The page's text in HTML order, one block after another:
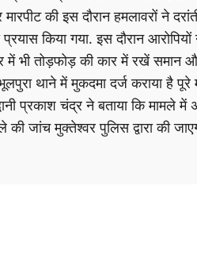
की इस दौरान हमलावरों ने
किया गया. इस दौरान
भी तोड़फोड़ की कार में रखें समान
थाने में मुकदमा दर्ज कराया है
प्रकाश चंद्र ने बताया कि मामले में
जांच मुक्तेश्वर पुलिस द्वारा की